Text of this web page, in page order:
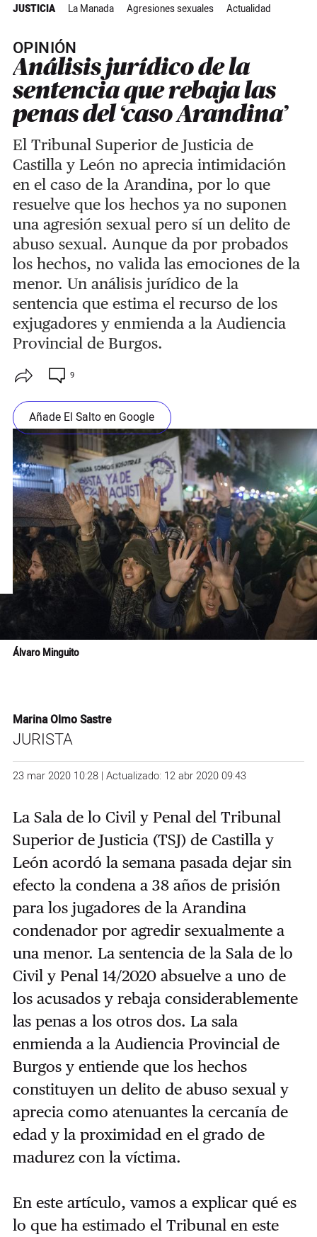
JUSTICIA La Manada Agresiones sexuales Actualidad
OPINIÓN
Análisis jurídico de la
sentencia que rebaja las
penas del ‘caso Arandina’
El Tribunal Superior de Justicia de
Castilla y León no aprecia intimidación
en el caso de la Arandina, por lo que
resuelve quelos hechos ya no suponen
una agresión sexual pero sí un delito de
abuso sexual. Aunque da por probados
los hechos, no valida las emociones de la
menor. Un análisis jurídico de la
sentencia que estima el recurso de los
exjugadores y enmienda a la Audiencia
Provincial de Burgos.
9
Añade El Salto en Google
Álvaro Minguito
Marina Olmo Sastre
JURISTA
23 mar 2020 10:28 | Actualizado: 12 abr 2020 09:43
La Sala de lo Civil y Penal del Tribunal
Superior de Justicia (TSJ) de Castilla y
León acordó la semana pasada dejar sin
efecto la condena a 38 años de prisión
paralos jugadores de la Arandina
condenador por agredir sexualmente a
una menor. La sentencia de la Sala de lo
Civil y Penal 14/2020 absuelve a uno de
los acusados y rebaja considerablemente
las penas a los otros dos. La sala
enmienda a la Audiencia Provincial de
Burgos y entiende que los hechos
constituyen un delito de abuso sexual y
aprecia como atenuantes la cercanía de
edad y la proximidad en el grado de
madurez con la víctima.
En este artículo, vamos a explicar qué es
lo que ha estimado el Tribunal en este